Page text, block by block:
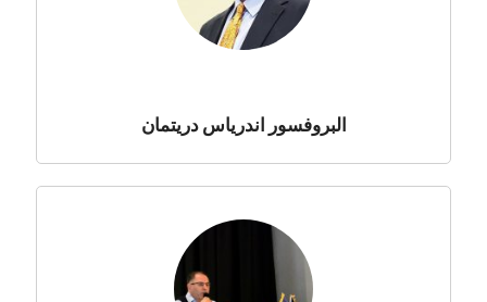
البروفسور اندرياس دريتمان